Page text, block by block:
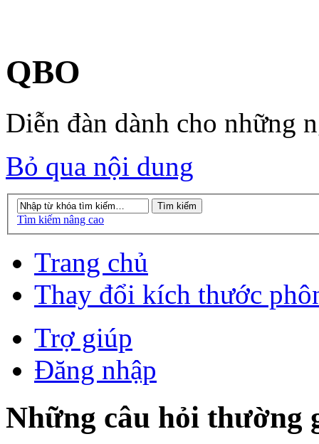
QBO
Diễn đàn dành cho những
Bỏ qua nội dung
Tìm kiếm nâng cao
Trang chủ
Thay đổi kích thước
Trợ giúp
Đăng nhập
Những câu hỏi thường